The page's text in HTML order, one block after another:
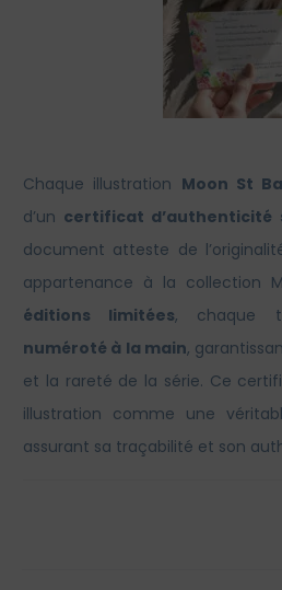
Chaque illustration Moon St
d’un certificat d’authenticité
document atteste de
appartenance à la collection
éditions limitées, chaque
numéroté à la main,
et la rareté de la série. Ce
illustration comme une
assurant sa traçabilité et son